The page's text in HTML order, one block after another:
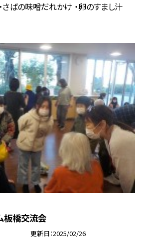
さばの味噌だれかけ ・卵のすまし汁
橋交流会
更新日 2025/02/26